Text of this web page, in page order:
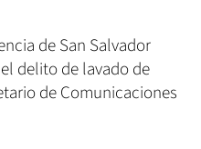
de San Salvador
delito de lavado de
de Comunicaciones